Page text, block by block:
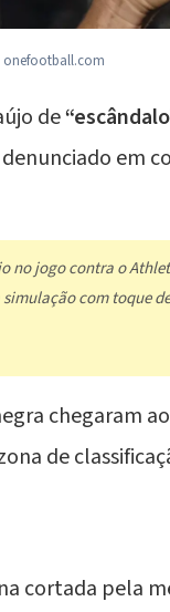
onefootball.com
de
em
no jogo contra o
com toque
chegaram ao
de
cortada pela